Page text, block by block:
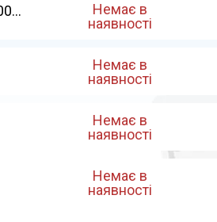
Немає в
наявності
Немає в
наявності
Немає в
наявності
Немає в
наявності